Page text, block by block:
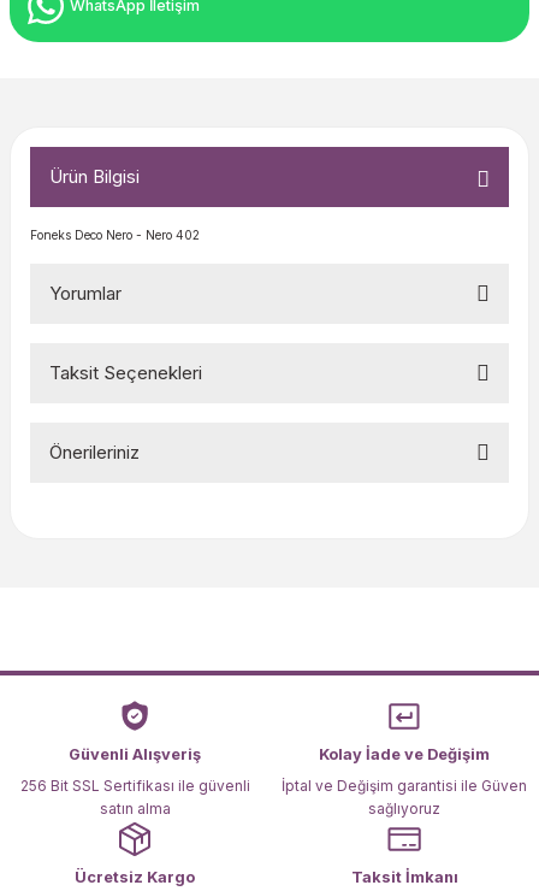
WhatsApp İletişim
Ürün Bilgisi
Foneks Deco Nero - Nero 402
Yorumlar
Taksit Seçenekleri
Önerileriniz
Ürün açıklamasında eksik bilgiler bulunuyor.
Ürün bilgilerinde hatalar bulunuyor.
Ürün fiyatı diğer sitelerden daha pahalı.
Bu ürüne benzer farklı alternatifler olmalı.
Güvenli Alışveriş
256 Bit SSL Sertifikası ile güvenli
satın alma
Kolay İade ve Değişim
İptal ve Değişim garantisi ile Güven
sağlıyoruz
Ücretsiz Kargo
Taksit İmkanı